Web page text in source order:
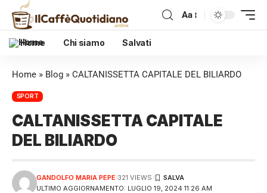
Aa
Home Chi siamo Salvati
Home » Blog » CALTANISSETTA CAPITALE DEL BILIARDO
SPORT
CALTANISSETTA CAPITALE
DEL BILIARDO
ULTIMO AGGIORNAMENTO: LUGLIO 19, 2024 11:26 AM
GANDOLFO MARIA PEPE 321 VIEWS